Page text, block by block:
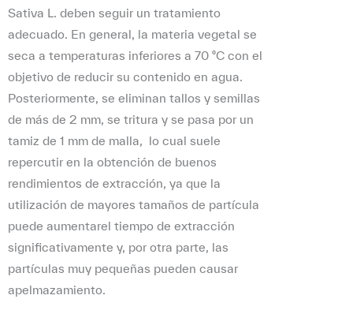
Sativa L. deben seguir un tratamiento
adecuado. En general, la materia vegetal se
seca a temperaturas inferiores a 70 ºC con el
objetivo de reducir su contenido en agua.
Posteriormente, se eliminan tallos y semillas
de más de 2 mm, se tritura y se pasa por un
tamiz de 1 mm de malla, lo cual suele
repercutir en la obtención de buenos
rendimientos de extracción, ya que la
utilización de mayores tamaños de partícula
puede aumentarel tiempo de extracción
significativamente y, por otra parte, las
partículas muy pequeñas pueden causar
apelmazamiento.